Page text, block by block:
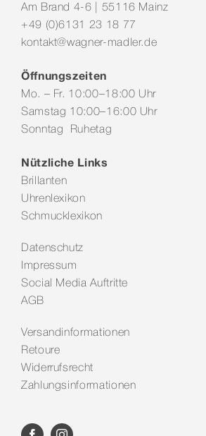
Wellendorff
Service & Leistungen
Am Brand 4-6 | 55116 Mainz
+49 (0)6131 23 18 77
kontakt@wagner-madler.de
Öffnungszeiten
Mo. – Fr. 10:00–18:00 Uhr
Samstag 10:00–16:00 Uhr
Sonntag Ruhetag
Nützliche Links
Brillanten
Uhrenlexikon
Schmucklexikon
Datenschutz
Impressum
Social Media Auftritte
AGB
Versandinformationen
Retoure
Widerrufsrecht
Zahlungsinformationen